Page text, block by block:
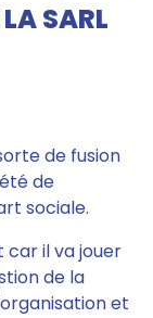
SARL
de fusion
de
sociale.
il va jouer
de la
et